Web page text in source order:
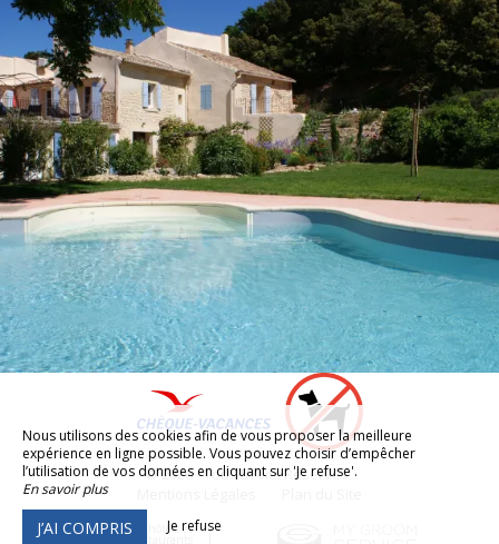
© 2026 - Tous Droits Réservés
Sites internet pour hôtels et
restaurants
Nous utilisons des cookies afin de vous proposer la meilleure
expérience en ligne possible. Vous pouvez choisir d’empêcher
l’utilisation de vos données en cliquant sur 'Je refuse'.
En savoir plus
J’AI COMPRIS Je refuse